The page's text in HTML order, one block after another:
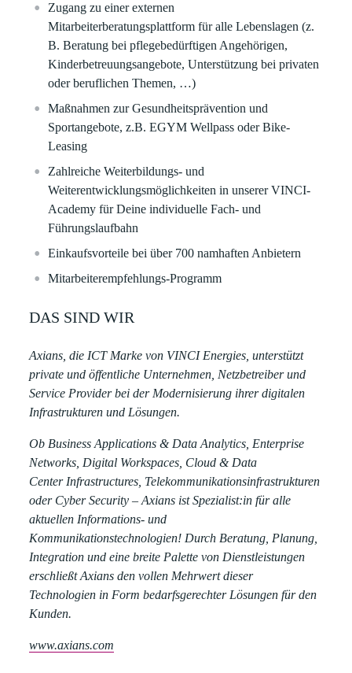
Zugang zu einer externen
Mitarbeiterberatungsplattform für alle Lebenslagen (z.
B. Beratung bei pflegebedürftigen Angehörigen,
Kinderbetreuungsangebote, Unterstützung bei privaten
oder beruflichen Themen, …)
Maßnahmen zur Gesundheitsprävention und
Sportangebote, z.B. EGYM Wellpass oder Bike-
Leasing
Zahlreiche Weiterbildungs- und
Weiterentwicklungsmöglichkeiten in unserer VINCI-
Academy für Deine individuelle Fach- und
Führungslaufbahn
Einkaufsvorteile bei über 700 namhaften Anbietern
Mitarbeiterempfehlungs-Programm
DAS SIND WIR
Axians, die ICT Marke von VINCI Energies, unterstützt
private und öffentliche Unternehmen, Netzbetreiber und
Service Provider bei der Modernisierung ihrer digitalen
Infrastrukturen und Lösungen.
Ob Business Applications & Data Analytics, Enterprise
Networks, Digital Workspaces, Cloud & Data
Center Infrastructures, Telekommunikationsinfrastrukturen
oder Cyber Security – Axians ist Spezialist:in für alle
aktuellen Informations- und
Kommunikationstechnologien! Durch Beratung, Planung,
Integration und eine breite Palette von Dienstleistungen
erschließt Axians den vollen Mehrwert dieser
Technologien in Form bedarfsgerechter Lösungen für den
Kunden.
www.axians.com